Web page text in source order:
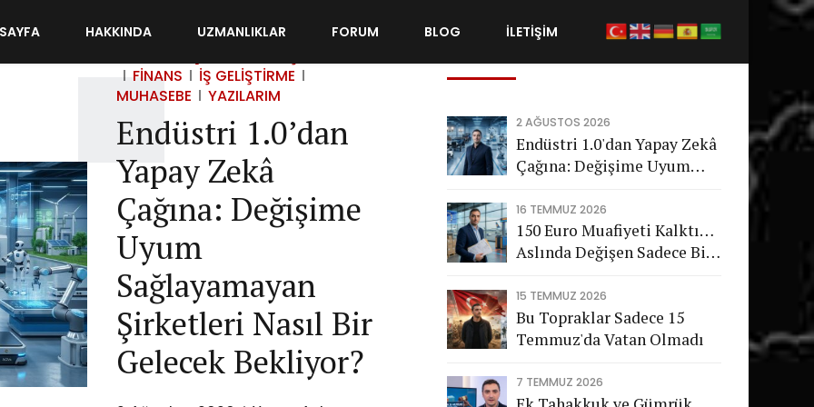
HAKKINDA UZMANLIKLAR FORUM BLOG İLETİŞİM
FINANS
İŞ GELIŞTIRME
MUHASEBE
YAZILARIM
Endüstri 1.0’dan
Yapay Zekâ
Çağına: Değişime
Uyum
Sağlayamayan
Şirketleri Nasıl Bir
Gelecek Bekliyor?
Son Gönderiler
2 AĞUSTOS 2026
Endüstri 1.0'dan Yapay Zekâ
Çağına: Değişime Uyum
Nasıl Bir Gelecek Bekliyor?
16 TEMMUZ 2026
150 Euro Muafiyeti Kalktı…
Aslında Değişen Sadece Bir
15 TEMMUZ 2026
Bu Topraklar Sadece 15
Temmuz'da Vatan Olmadı
7 TEMMUZ 2026